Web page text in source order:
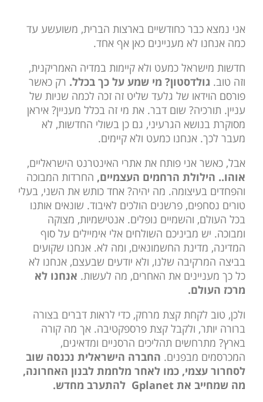
אני נמצא כבר כחודשיים בארצות הברית, משועשע עד
כמה אנחנו לא מעניינים כאן אף אחד.
חדשות מישראל כמעט ולא קיימות במדיה האמריקנית,
וזה טוב. גולדסטון? מי שמע על כך בכלל. רק כאשר
פורסם הוידאו של גלעד שליט זה זכה לכמה שניות של
עניין. תורכיה? שום דבר. את מי זה בכלל מעניין? איראן
מסוקרת בנושא הגרעיני, גם כן בשולי החדשות, לא
מעבר לכך. אנחנו כמעט ולא קיימים.
אבל, כאשר אני פותח את אתרי האינטרנט הישראליים,
אוהו.. הילולת הרחמים העצמיים, החרדות המבוכה
והפחדים בעיצומה. מה יהיה? אחד כותש את השני, בעלי
טורים נסחפים, פרשנים הולכים לאיבוד. שונאים אותנו
בכל העולם, והשמיים נופלים. אנטישמיות, מצוקה
ומבוכה. יש מביניכם השולחים אלי אימיילים על סוף
המדינה, מדינת החשמונאים, ומה לא. אנחנו שקועים
בביצה המרקיבה שלנו, ולא יודעים שבעצם, אנחנו לא
כל כך מעניינים את האחרים, מה לעשות. אנחנו לא
מרכז העולם.
ולכן, טוב לקחת קצת מרחק, כדי לראות דברים בצורה
ברורה יותר, ולקבל קצת פרספקטיבה. אך מה קורה
בארץ? מתרחשים תהליכים הרסניים ומדאיגים,
המכרסמים מבפנים. החברה הישראלית נכנסה שוב
לסחרור עצמי, כמו לאחר מלחמת לבנון האחרונה,
מה שמחייב את Gplanet להתערב מחדש.